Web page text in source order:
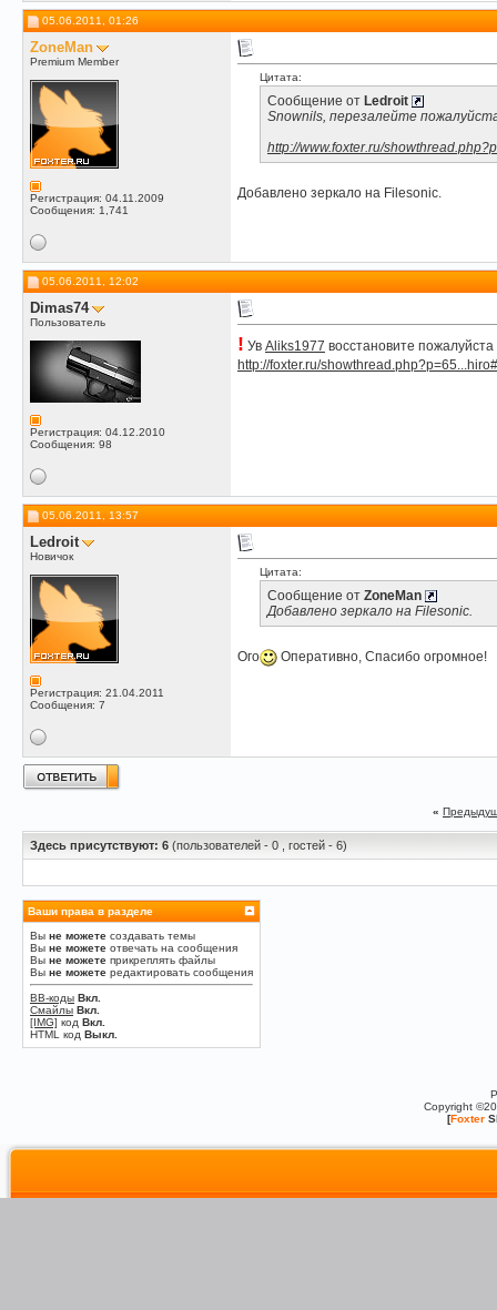
05.06.2011, 01:26
ZoneMan
Premium Member
Регистрация: 04.11.2009
Сообщения: 1,741
Цитата:
Сообщение от Ledroit
Snownils, перезалейте
http://www.foxter.ru/
Добавлено зеркало на Filesonic.
05.06.2011, 12:02
Dimas74
Пользователь
Регистрация: 04.12.2010
Сообщения: 98
! Ув Aliks1977 восстановите
http://foxter.ru/
05.06.2011, 13:57
Ledroit
Новичок
Регистрация: 21.04.2011
Сообщения: 7
Цитата:
Сообщение от ZoneMan
Добавлено зеркало на Filesonic.
Ого Оперативно, Спасибо огромное!
«
Здесь присутствуют: 6 (пользователей - 0 , гостей - 6)
Ваши права в разделе
Вы не можете создавать темы
Вы не можете отвечать на сообщения
Вы не можете прикреплять файлы
Вы не можете редактировать сообщения
BB-коды Вкл.
Смайлы Вкл.
[IMG] код Вкл.
HTML код Выкл.
Copyright
[Foxter